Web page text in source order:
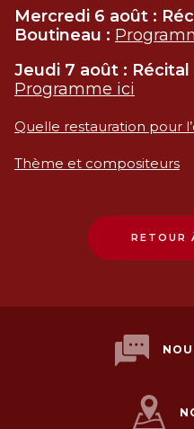
Mercredi 6 août :
Boutineau :
Jeudi 7 août :
Programme ici
Quelle restauration pour
Thème et compositeurs
RETOUR